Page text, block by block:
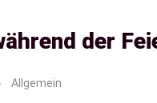
der
Allgemein